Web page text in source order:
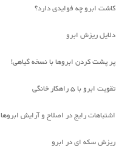
کاشت ابرو چه فوایدی دارد؟
دلایل ریزش ابرو
پر پشت کردن ابروها با نسخه گیاهی!
تقویت ابرو با 5 راهکار خانگی
اشتباهات رایج در اصلاح و آرایش ابروها
ریزش سکه ای در ابرو